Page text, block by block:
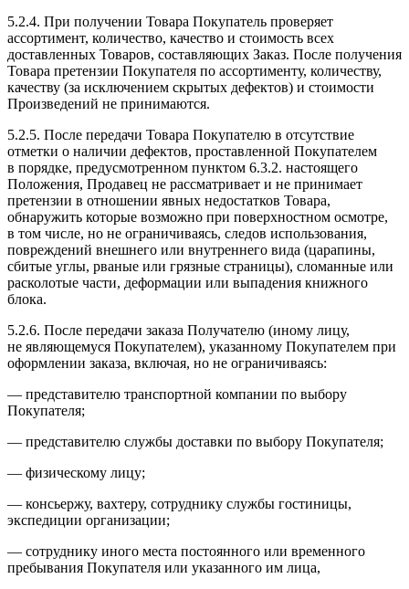
5.2.4. При получении Товара Покупатель проверяет
ассортимент, количество, качество и стоимость всех
доставленных Товаров, составляющих Заказ. После получения
Товара претензии Покупателя по ассортименту, количеству,
качеству (за исключением скрытых дефектов) и стоимости
Произведений не принимаются.
5.2.5. После передачи Товара Покупателю в отсутствие
отметки о наличии дефектов, проставленной Покупателем
в порядке, предусмотренном пунктом 6.3.2. настоящего
Положения, Продавец не рассматривает и не принимает
претензии в отношении явных недостатков Товара,
обнаружить которые возможно при поверхностном осмотре,
в том числе, но не ограничиваясь, следов использования,
повреждений внешнего или внутреннего вида (царапины,
сбитые углы, рваные или грязные страницы), сломанные или
расколотые части, деформации или выпадения книжного
блока.
5.2.6. После передачи заказа Получателю (иному лицу,
не являющемуся Покупателем), указанному Покупателем при
оформлении заказа, включая, но не ограничиваясь:
— представителю транспортной компании по выбору
Покупателя;
— представителю службы доставки по выбору Покупателя;
— физическому лицу;
— консьержу, вахтеру, сотруднику службы гостиницы,
экспедиции организации;
— сотруднику иного места постоянного или временного
пребывания Покупателя или указанного им лица,